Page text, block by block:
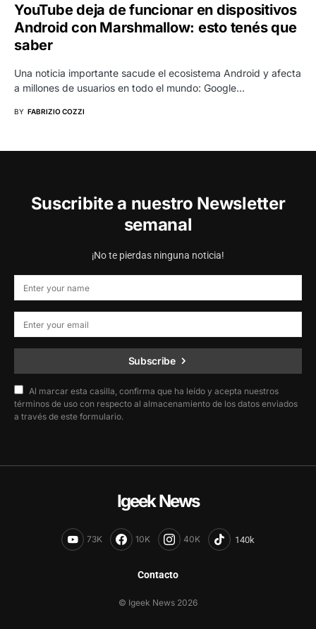
YouTube deja de funcionar en dispositivos
Android con Marshmallow: esto tenés que
saber
Una noticia importante sacude el ecosistema Android y afecta
a millones de usuarios en todo el mundo: Google…
BY FABRIZIO COZZI
Suscribite a nuestro Newsletter
semanal
¡No te pierdas ninguna noticia!
Subscribe
Al marcar esta casilla, confirma que ha leído y acepta nuestros
términos de uso con respecto al almacenamiento de los datos enviados
a través de este formulario.
Igeek News
73K 10K 40K
Contacto
© Igeek News 2026